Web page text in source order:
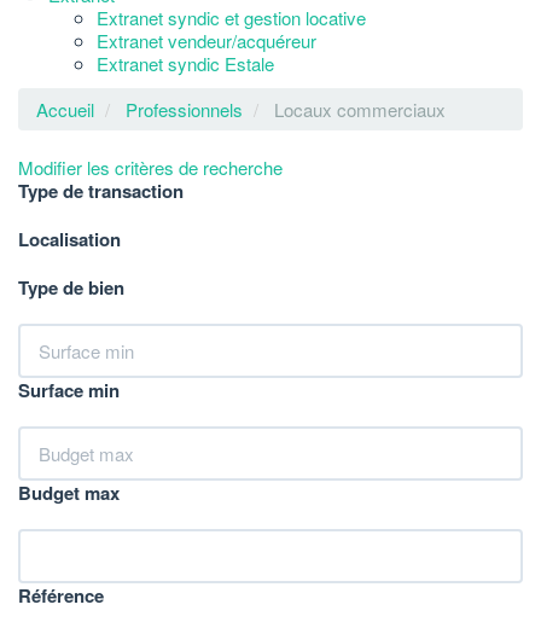
Extranet syndic et gestion locative
Extranet vendeur/acquéreur
Extranet syndic Estale
Accueil
Professionnels Locaux commerciaux
Modifier les critères de recherche
Type de transaction
Localisation
Type de bien
Surface min
Budget max
Référence